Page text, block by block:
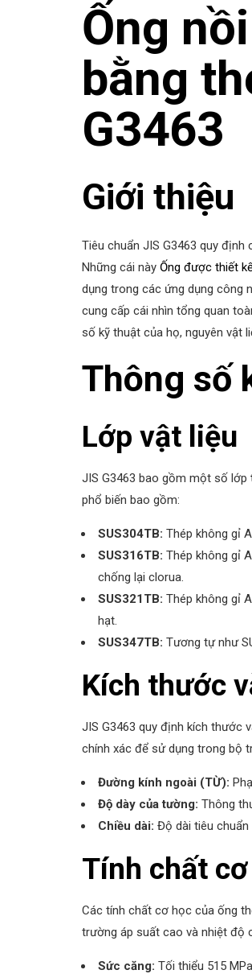
Ống
bằng
G3463
Giới thiệu
Tiêu chuẩn JIS G3463 quy
Những cái này Ống được thiết
dụng trong các ứng dụng công
cung cấp cái nhìn tổng quan
số kỹ thuật của họ, nguyên vật
Thông số
Lớp vật liệu
JIS G3463 bao gồm một số lớp
phổ biến bao gồm:
SUS304TB: Thép không gỉ
SUS316TB: Thép không gỉ
chống lại clorua.
SUS321TB: Thép không gỉ
hạt.
SUS347TB: Tương tự như
Kích thước
JIS G3463 quy định kích thước
chính xác để sử dụng trong bộ
Đường kính ngoài (TỪ):
Độ dày của tường: Thông
Chiều dài: Độ dài tiêu
Tính chất
Các tính chất cơ học của ống
trường áp suất cao và nhiệt độ
Sức căng: Tối thiểu 515